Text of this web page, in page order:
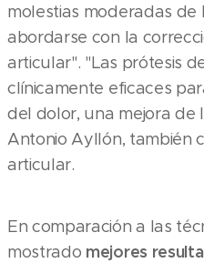
molestias moderadas
abordarse con la
articular". "Las prótesis
clínicamente eficaces
del dolor, una mejora de
Antonio Ayllón, también
articular.
En comparación a las
mostrado mejores